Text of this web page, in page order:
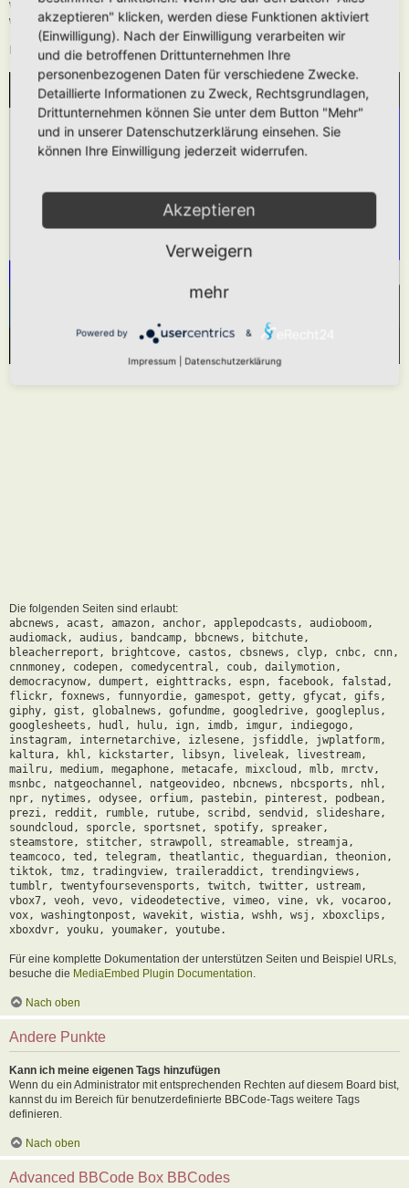
Wie oben beschrieben kann die URL auch ohne die[media]Tags verwendet
werden.
Das hier gezeigt Beispiel würde folgendes generieren:
WIR BENÖTIGEN IHRE ZUSTIMMUNG, UM
DEN YOUTUBE-SERVICE ZU LADEN!
um Videoinhalte einzubetten. Dieser Service kann
Daten zu Ihren Aktivitäten sammeln. Bitte lesen
Sie die Details durch und stimmen Sie der
Nutzung des Service zu, um dieses Video
Mehr Informationen
Powered byUsercentrics Consent Management Platform
Die folgenden Seiten sind erlaubt:
abcnews, acast, amazon, anchor, applepodcasts, audioboom,
audiomack, audius, bandcamp, bbcnews, bitchute,
bleacherreport, brightcove, castos, cbsnews, clyp, cnbc, cnn,
cnnmoney, codepen, comedycentral, coub, dailymotion,
democracynow, dumpert, eighttracks, espn, facebook, falstad,
flickr, foxnews, funnyordie, gamespot, getty, gfycat, gifs,
giphy, gist, globalnews, gofundme, googledrive, googleplus,
googlesheets, hudl, hulu, ign, imdb, imgur, indiegogo,
instagram, internetarchive, izlesene, jsfiddle, jwplatform,
kaltura, khl, kickstarter, libsyn, liveleak, livestream,
mailru, medium, megaphone, metacafe, mixcloud, mlb, mrctv,
msnbc, natgeochannel, natgeovideo, nbcnews, nbcsports, nhl,
npr, nytimes, odysee, orfium, pastebin, pinterest, podbean,
prezi, reddit, rumble, rutube, scribd, sendvid, slideshare,
soundcloud, sporcle, sportsnet, spotify, spreaker,
steamstore, stitcher, strawpoll, streamable, streamja,
teamcoco, ted, telegram, theatlantic, theguardian, theonion,
tiktok, tmz, tradingview, traileraddict, trendingviews,
tumblr, twentyfoursevensports, twitch, twitter, ustream,
vbox7, veoh, vevo, videodetective, vimeo, vine, vk, vocaroo,
vox, washingtonpost, wavekit, wistia, wshh, wsj, xboxclips,
xboxdvr, youku, youmaker, youtube.
Für eine komplette Dokumentation der unterstützen Seiten und Beispiel URLs,
besuche die MediaEmbed Plugin Documentation.
Nach oben
Andere Punkte
Kann ich meine eigenen Tags hinzufügen
Wenn du ein Administrator mit entsprechenden Rechten auf diesem Board bist,
kannst du im Bereich für benutzerdefinierte BBCode-Tags weitere Tags
definieren.
Nach oben
Advanced BBCode Box BBCodes
akzeptieren" klicken, werden diese Funktionen aktiviert
(Einwilligung). Nach der Einwilligung verarbeiten wir
und die betroffenen Drittunternehmen Ihre
personenbezogenen Daten für verschiedene Zwecke.
Detaillierte Informationen zu Zweck, Rechtsgrundlagen,
Drittunternehmen können Sie unter dem Button "Mehr"
und in unserer Datenschutzerklärung einsehen. Sie
können Ihre Einwilligung jederzeit widerrufen.
Akzeptieren
Verweigern
mehr
Powered by &
Impressum Datenschutzerklärung